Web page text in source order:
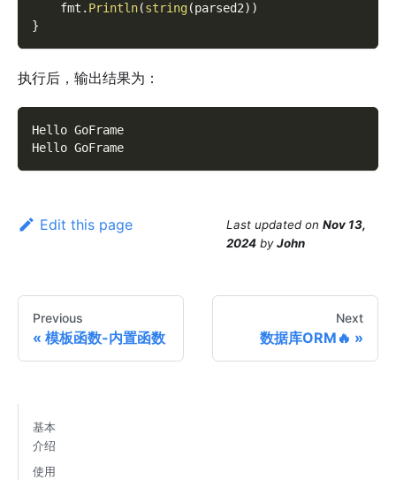
    fmt
. Println(string(parsed2) )
}
执行后，输出结果为：
Hello GoFrame
Hello GoFrame
Edit this page Last updated on Nov 13,
2024 byJohn
Previous
模板函数-内置函数
Next
数据库ORM🔥
基本
介绍
使用